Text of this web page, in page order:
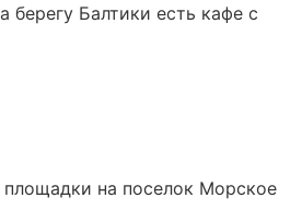
берегу Балтики есть кафе с
на поселок Морское